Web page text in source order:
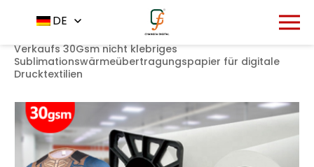
DE
Startseite Sublimationspapier
Verkaufs 30Gsm nicht klebriges
Sublimationswärmeübertragungspapier für digitale
Drucktextilien